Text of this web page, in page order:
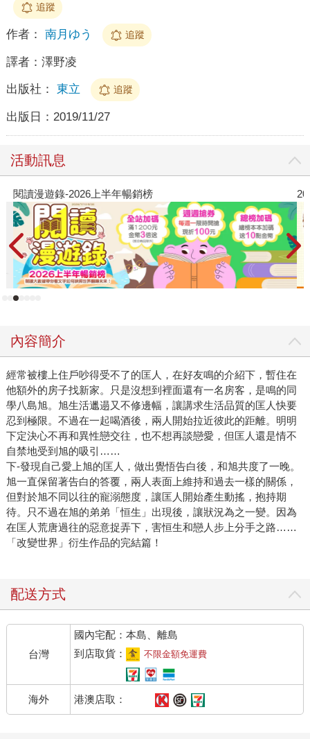
追蹤
作者： 南月ゆう 追蹤
譯者： 澤野凌
出版社： 東立 追蹤
出版日： 2019/11/27
活動訊息
閱讀漫遊錄-2026上半年暢銷榜
內容簡介
經常被樓上住戶吵得受不了的匡人，在好友鳴的介紹下，暫住在
他額外的房子找新家。只是沒想到裡面還有一名房客，是鳴的同
學八島旭。旭生活邋遢又不修邊幅，讓講求生活品質的匡人快要
忍到極限。不過在一起喝酒後，兩人開始拉近彼此的距離。明明
下定決心不再和異性戀交往，也不想再談戀愛，但匡人還是情不
自禁地受到旭的吸引……
下-發現自己愛上旭的匡人，做出覺悟告白後，和旭共度了一晚。
旭一直保留著告白的答覆，兩人表面上維持和過去一樣的關係，
但對於旭不同以往的寵溺態度，讓匡人開始產生動搖，抱持期
待。只不過在旭的弟弟「恒生」出現後，讓狀況為之一變。因為
在匡人荒唐過往的惡意捉弄下，害恒生和戀人步上分手之路……
「改變世界」衍生作品的完結篇！
配送方式
台灣
國內宅配：本島、離島
到店取貨：
不限金額免運費
海外 港澳店取：